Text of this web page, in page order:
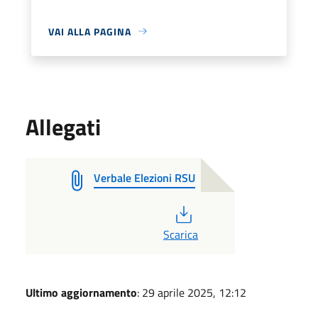
VAI ALLA PAGINA
Allegati
Verbale Elezioni RSU
Scarica
Ultimo aggiornamento: 29 aprile 2025, 12:12